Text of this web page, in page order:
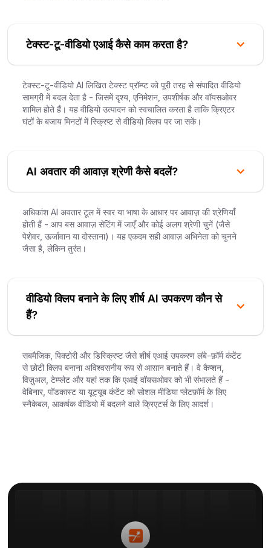
टेक्स्ट-टू-वीडियो एआई कैसे काम करता है?
टेक्स्ट-टू-वीडियो AI लिखित टेक्स्ट प्रॉम्प्ट को पूरी तरह से संपादित वीडियो
सामग्री में बदल देता है - जिसमें दृश्य, एनिमेशन, उपशीर्षक और वॉयसओवर
शामिल होते हैं। यह वीडियो उत्पादन को स्वचालित करता है ताकि क्रिएटर
घंटों के बजाय मिनटों में स्क्रिप्ट से वीडियो क्लिप पर जा सकें।
AI अवतार की आवाज़ श्रेणी कैसे बदलें?
अधिकांश AI अवतार टूल में स्वर या भाषा के आधार पर आवाज़ की श्रेणियाँ
होती हैं - आप बस आवाज़ सेटिंग में जाएँ और कोई अलग श्रेणी चुनें (जैसे
पेशेवर, ऊर्जावान या दोस्ताना)। यह एकदम सही आवाज़ अभिनेता को चुनने
जैसा है, लेकिन तुरंत।
वीडियो क्लिप बनाने के लिए शीर्ष AI उपकरण कौन से
हैं?
सबमैजिक, पिक्टोरी और डिस्क्रिप्ट जैसे शीर्ष एआई उपकरण लंबे-फ़ॉर्म कंटेंट
से छोटी क्लिप बनाना अविश्वसनीय रूप से आसान बनाते हैं। वे कैप्शन,
विज़ुअल, टेम्प्लेट और यहां तक कि एआई वॉयसओवर को भी संभालते हैं -
वेबिनार, पॉडकास्ट या यूट्यूब कंटेंट को सोशल मीडिया प्लेटफ़ॉर्म के लिए
स्नैकेबल, आकर्षक वीडियो में बदलने वाले क्रिएटर्स के लिए आदर्श।